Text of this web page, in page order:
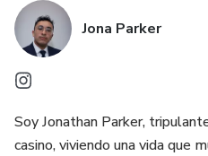
Jona Parker
Soy Jonathan Parker,
casino, viviendo una vida que